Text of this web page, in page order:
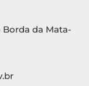
Borda da Mata-